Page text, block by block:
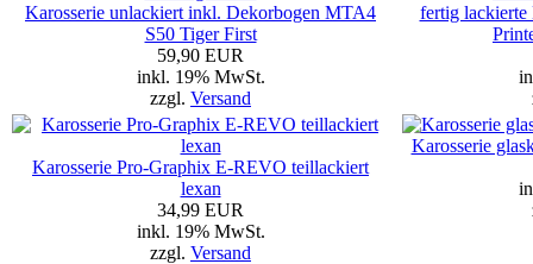
Karosserie unlackiert inkl. Dekorbogen MTA4
S50 Tiger First
59,90 EUR
inkl. 19% MwSt.
zzgl. Versand
fertig
Karosserie Pro-Graphix E-REVO teillackiert
lexan
34,99 EUR
inkl. 19% MwSt.
zzgl. Versand
Karosserie